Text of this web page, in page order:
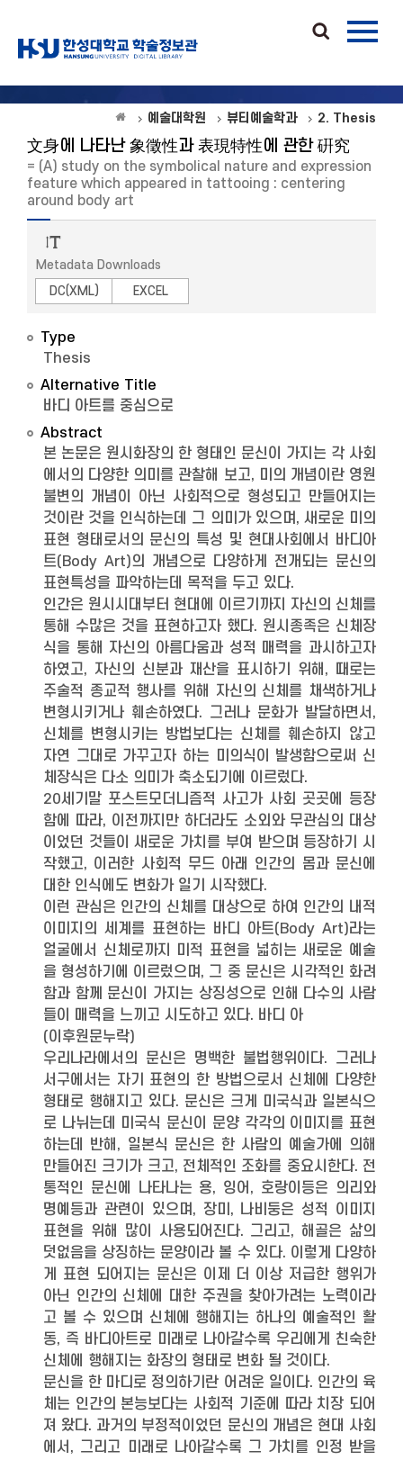
예술대학원 뷰티예술학과 2. Thesis
文身에 나타난 象徵性과 表現特性에 관한 硏究
= (A) study on the symbolical nature and expression
feature which appeared in tattooing : centering
around body art
Metadata Downloads
DC(XML)
EXCEL
Type
Thesis
Alternative Title
바디 아트를 중심으로
Abstract
본 논문은 원시화장의 한 형태인 문신이 가지는 각 사회
에서의 다양한 의미를 관찰해 보고, 미의 개념이란 영원
불변의 개념이 아닌 사회적으로 형성되고 만들어지는
것이란 것을 인식하는데 그 의미가 있으며, 새로운 미의
표현 형태로서의 문신의 특성 및 현대사회에서 바디아
트(Body Art)의 개념으로 다양하게 전개되는 문신의
표현특성을 파악하는데 목적을 두고 있다.
인간은 원시시대부터 현대에 이르기까지 자신의 신체를
통해 수많은 것을 표현하고자 했다. 원시종족은 신체장
식을 통해 자신의 아름다움과 성적 매력을 과시하고자
하였고, 자신의 신분과 재산을 표시하기 위해, 때로는
주술적 종교적 행사를 위해 자신의 신체를 채색하거나
변형시키거나 훼손하였다. 그러나 문화가 발달하면서,
신체를 변형시키는 방법보다는 신체를 훼손하지 않고
자연 그대로 가꾸고자 하는 미의식이 발생함으로써 신
체장식은 다소 의미가 축소되기에 이르렀다.
20세기말 포스트모더니즘적 사고가 사회 곳곳에 등장
함에 따라, 이전까지만 하더라도 소외와 무관심의 대상
이었던 것들이 새로운 가치를 부여 받으며 등장하기 시
작했고, 이러한 사회적 무드 아래 인간의 몸과 문신에
대한 인식에도 변화가 일기 시작했다.
이런 관심은 인간의 신체를 대상으로 하여 인간의 내적
이미지의 세계를 표현하는 바디 아트(Body Art)라는
얼굴에서 신체로까지 미적 표현을 넓히는 새로운 예술
을 형성하기에 이르렀으며, 그 중 문신은 시각적인 화려
함과 함께 문신이 가지는 상징성으로 인해 다수의 사람
들이 매력을 느끼고 시도하고 있다. 바디 아
(이후원문누락)
우리나라에서의 문신은 명백한 불법행위이다. 그러나
서구에서는 자기 표현의 한 방법으로서 신체에 다양한
형태로 행해지고 있다. 문신은 크게 미국식과 일본식으
로 나뉘는데 미국식 문신이 문양 각각의 이미지를 표현
하는데 반해, 일본식 문신은 한 사람의 예술가에 의해
만들어진 크기가 크고, 전체적인 조화를 중요시한다. 전
통적인 문신에 나타나는 용, 잉어, 호랑이등은 의리와
명예등과 관련이 있으며, 장미, 나비둥은 성적 이미지
표현을 위해 많이 사용되어진다. 그리고, 해골은 삶의
덧없음을 상징하는 문양이라 볼 수 있다. 이렇게 다양하
게 표현 되어지는 문신은 이제 더 이상 저급한 행위가
아닌 인간의 신체에 대한 주권을 찾아가려는 노력이라
고 볼 수 있으며 신체에 행해지는 하나의 예술적인 활
동, 즉 바디아트로 미래로 나아갈수록 우리에게 친숙한
신체에 행해지는 화장의 형태로 변화 될 것이다.
문신을 한 마디로 정의하기란 어려운 일이다. 인간의 육
체는 인간의 본능보다는 사회적 기준에 따라 치장 되어
져 왔다. 과거의 부정적이었던 문신의 개념은 현대 사회
에서, 그리고 미래로 나아갈수록 그 가치를 인정 받을